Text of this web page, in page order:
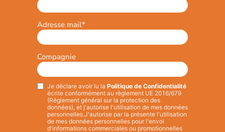
Adresse mail*
Compagnie
Privacy*
Je déclare avoir lu la Politique de Confidentialité
écrite conformément au règlement UE 2016/679
(Règlement général sur la protection des
données), et j'autorise l'utilisation de mes données
personnelles.J'autorise par la présente l'utilisation
de mes données personnelles pour l'envoi
d'informations commerciales ou promotionnelles